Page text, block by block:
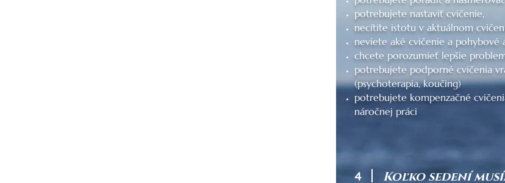
potrebujete nastaviť cvičenie,
necítite istotu v aktuálnom
neviete aké cvičenie a pohybové
chcete porozumieť lepšie
potrebujete podporné cvičenia
(psychoterapia, koučing)
potrebujete kompenzačné
náročnej práci
4 Koľko sedení